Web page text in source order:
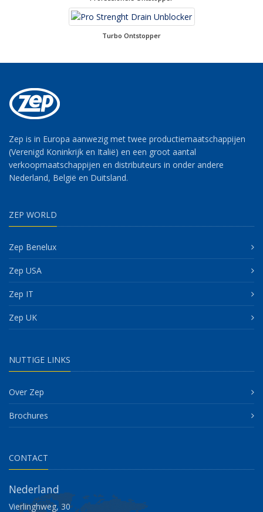
Turbo Ontstopper
Zep is in Europa aanwezig met twee productiemaatschappijen
(Verenigd Koninkrijk en Italië) en een groot aantal
verkoopmaatschappijen en distributeurs in onder andere
Nederland, België en Duitsland.
ZEP WORLD
Zep Benelux
Zep USA
Zep IT
Zep UK
NUTTIGE LINKS
Over Zep
Brochures
CONTACT
Nederland
Vierlinghweg, 30